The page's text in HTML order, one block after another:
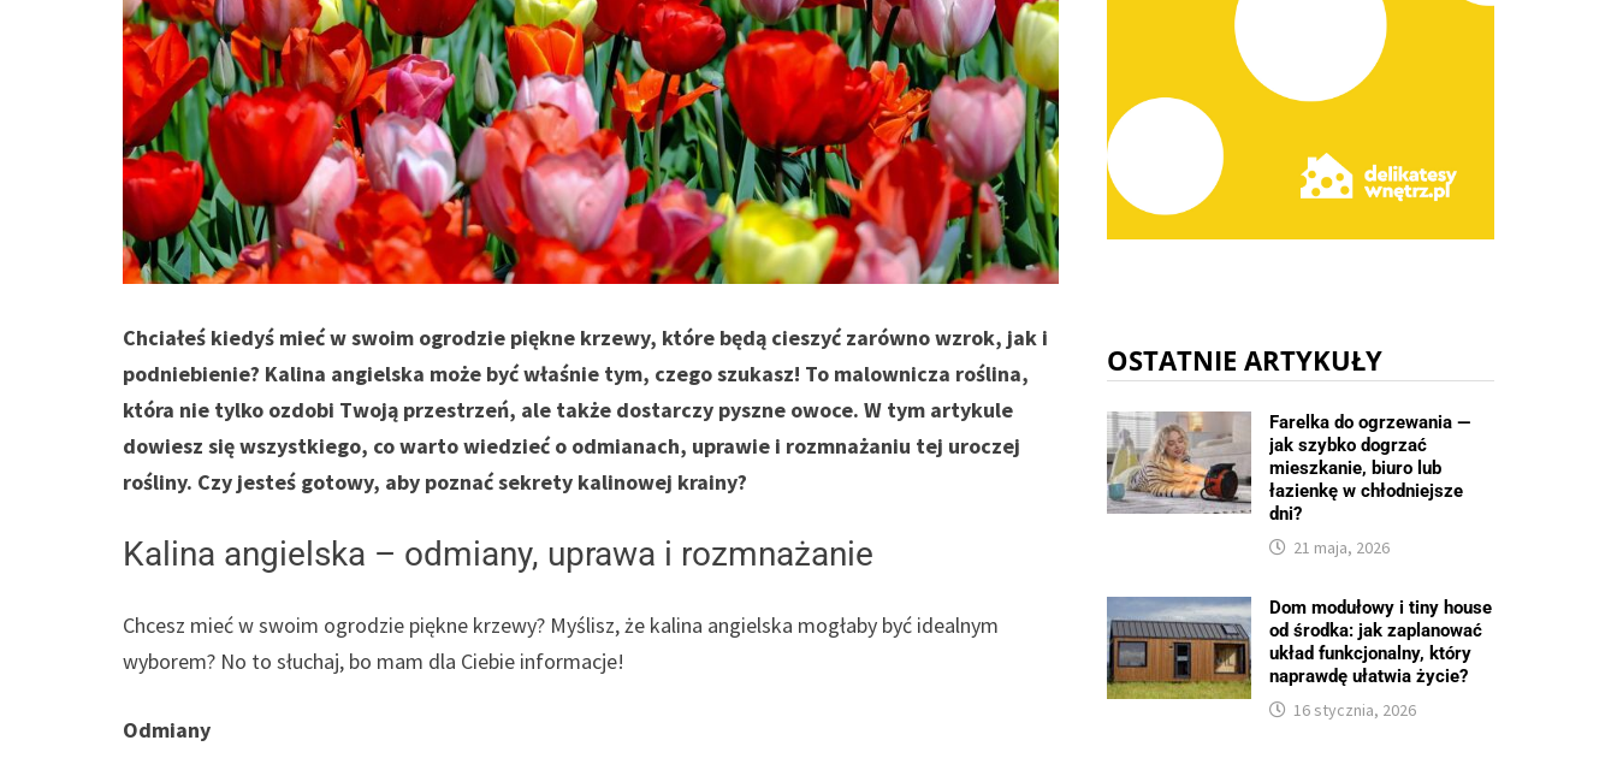
Chciałeś kiedyś mieć w swoim ogrodzie piękne krzewy, które będą cieszyć zarówno wzrok, jak i
podniebienie? Kalina angielska może być właśnie tym, czego szukasz! To malownicza roślina,
która nie tylko ozdobi Twoją przestrzeń, ale także dostarczy pyszne owoce. W tym artykule
dowiesz się wszystkiego, co warto wiedzieć o odmianach, uprawie i rozmnażaniu tej uroczej
rośliny. Czy jesteś gotowy, aby poznać sekrety kalinowej krainy?
Kalina angielska – odmiany, uprawa i rozmnażanie
Chcesz mieć w swoim ogrodzie piękne krzewy? Myślisz, że kalina angielska mogłaby być idealnym
wyborem? No to słuchaj, bo mam dla Ciebie informacje!
Odmiany
OSTATNIE ARTYKUŁY
Farelka do ogrzewania —
jak szybko dogrzać
mieszkanie, biuro lub
łazienkę w chłodniejsze
dni?
21 maja, 2026
Dom modułowy i tiny house
od środka: jak zaplanować
układ funkcjonalny, który
naprawdę ułatwia życie?
16 stycznia, 2026